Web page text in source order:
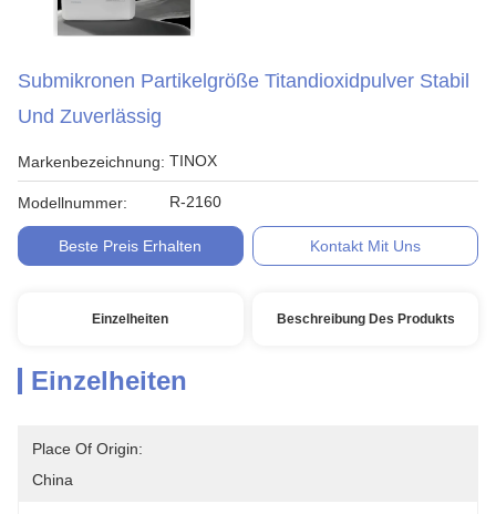
Submikronen Partikelgröße Titandioxidpulver Stabil
Und Zuverlässig
Markenbezeichnung: TINOX
Modellnummer: R-2160
Beste Preis Erhalten Kontakt Mit Uns
Einzelheiten Beschreibung Des Produkts
Einzelheiten
Place Of Origin:
China